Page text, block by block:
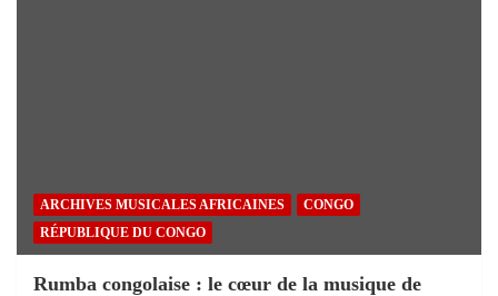
ARCHIVES MUSICALES AFRICAINES
CONGO
RÉPUBLIQUE DU CONGO
Rumba congolaise : le cœur de la musique de